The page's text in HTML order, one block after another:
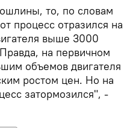
то, по словам
процесс отразился на
выше 3000
на первичном
объемов двигателя
ростом цен. Но на
затормозился", -